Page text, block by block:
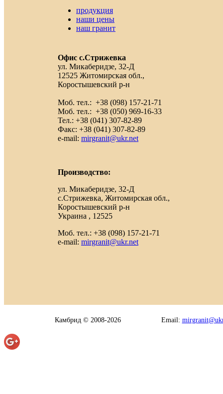
продукция
наши цены
наш гранит
Офис с.Стрижевка
ул. Микаберидзе, 32-Д
12525 Житомирская обл.,
Коростышевский р-н
Моб. тел.: +38 (098) 157-21-71
Моб. тел.: +38 (050) 969-16-33
Тел.: +38 (041) 307-82-89
Факс: +38 (041) 307-82-89
e-mail: mirgranit@ukr.net
Производство:
ул. Микаберидзе, 32-Д
с.Стрижевка, Житомирская обл.,
Коростышевский р-н
Украина , 12525
Моб. тел.: +38 (098) 157-21-71
e-mail: mirgranit@ukr.net
Камбрид © 2008-2026 Email: